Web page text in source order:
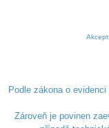
Podle zákona o
Zároveň je povinen